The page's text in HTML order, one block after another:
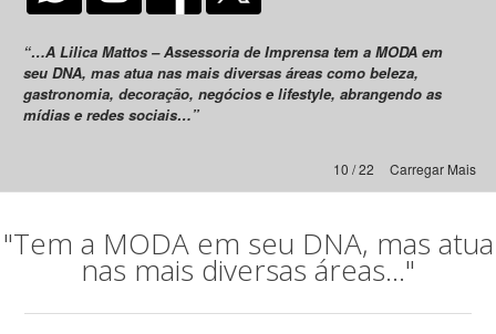
“…A Lilica Mattos – Assessoria de Imprensa tem a MODA em
seu DNA, mas atua nas mais diversas áreas como beleza,
gastronomia, decoração, negócios e lifestyle, abrangendo as
mídias e redes sociais…”
Carregar Mais
10 / 22
"Tem a MODA em seu DNA, mas atua
nas mais diversas áreas..."